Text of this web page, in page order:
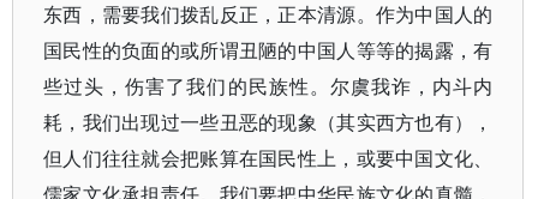
东西，需要我们拨乱反正，正本清源。作为中国人的
国民性的负面的或所谓丑陋的中国人等等的揭露，有
些过头，伤害了我们的民族性。尔虞我诈，内斗内
耗，我们出现过一些丑恶的现象（其实西方也有），
但人们往往就会把账算在国民性上，或要中国文化、